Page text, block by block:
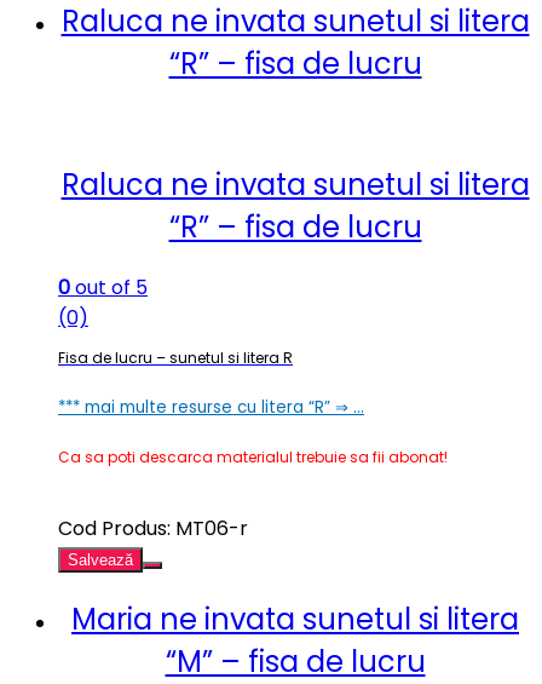
Raluca ne invata sunetul si litera
“R” – fisa de lucru
Raluca ne invata sunetul si litera
“R” – fisa de lucru
0out of 5
(0)
Fisa de lucru – sunetul si litera R
*** mai multe resurse cu litera “R” ⇒ …
Ca sa poti descarca materialul trebuie sa fii abonat!
Cod Produs: MT06-r
Salvează
Maria ne invata sunetul si litera
“M” – fisa de lucru